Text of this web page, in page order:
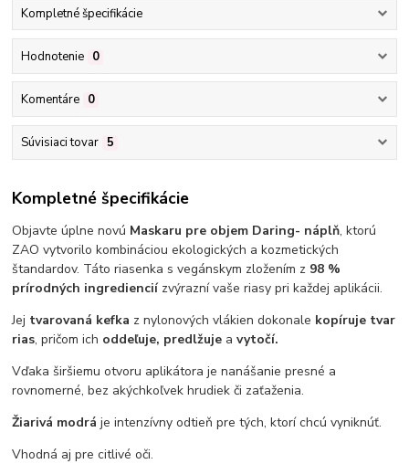
Kompletné špecifikácie
Hodnotenie 0
Komentáre 0
Súvisiaci tovar 5
Kompletné špecifikácie
Objavte úplne novú Maskaru pre objem Daring- náplň, ktorú
ZAO vytvorilo kombináciou ekologických a kozmetických
štandardov. Táto riasenka s vegánskym zložením z 98 %
prírodných ingredienciízvýrazní vaše riasy pri každej aplikácii.
Jej tvarovaná kefka z nylonových vlákien dokonale kopíruje tvar
rias, pričom ich oddeľuje, predlžuje avytočí.
Vďaka širšiemu otvoru aplikátora je nanášanie presné a
rovnomerné, bez akýchkoľvek hrudiek či zaťaženia.
Žiarivá modrá je intenzívny odtieň pre tých, ktorí chcú vyniknúť.
Vhodná aj pre citlivé oči.